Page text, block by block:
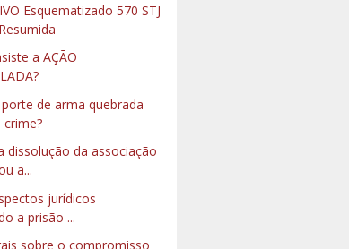
Esquematizado 570 STJ
a AÇÃO
de arma quebrada
dissolução da associação
a...
jurídicos
a prisão ...
sobre o compromisso